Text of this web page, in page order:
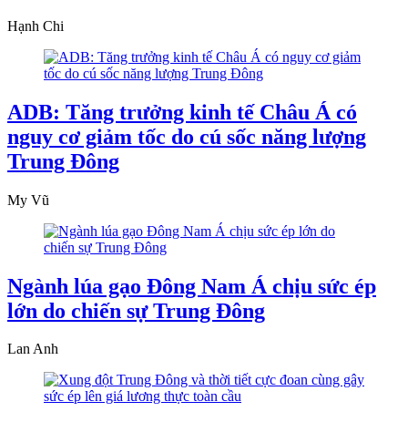
Hạnh Chi
ADB: Tăng trưởng kinh tế Châu Á có
nguy cơ giảm tốc do cú sốc năng lượng
Trung Đông
My Vũ
Ngành lúa gạo Đông Nam Á chịu sức ép
lớn do chiến sự Trung Đông
Lan Anh